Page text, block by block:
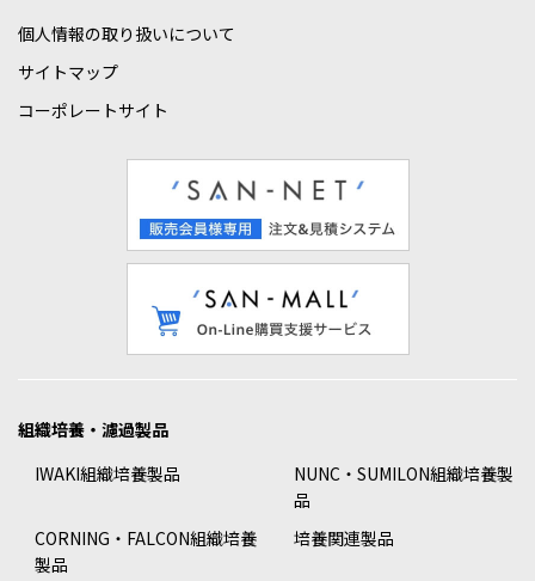
個人情報の取り扱いについて
サイトマップ
コーポレートサイト
組織培養・濾過製品
IWAKI組織培養製品
NUNC・SUMILON組織培養製
品
CORNING・FALCON組織培養
製品
培養関連製品